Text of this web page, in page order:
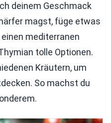
deinem Geschmack
magst, füge etwas
mediterranen
tolle Optionen.
Kräutern, um
So machst du